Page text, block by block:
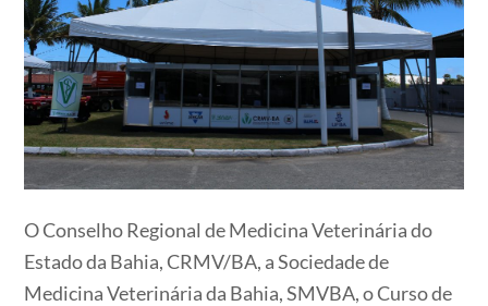
O Conselho Regional de Medicina Veterinária do
Estado da Bahia, CRMV/BA, a Sociedade de
Medicina Veterinária da Bahia, SMVBA, o Curso de